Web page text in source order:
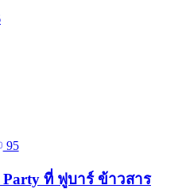
95
ที่ ฟูบาร์ ข้าวสาร